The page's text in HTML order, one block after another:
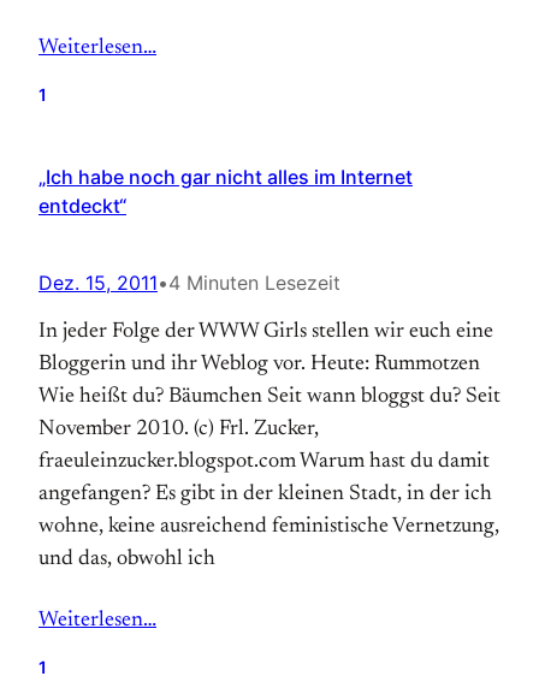
Weiterlesen…
1
„Ich habe noch gar nicht alles im Internet
entdeckt“
Dez. 15, 2011•4 Minuten Lesezeit
In jeder Folge der WWW Girls stellen wir euch eine
Bloggerin und ihr Weblog vor. Heute: Rummotzen
Wie heißt du? Bäumchen Seit wann bloggst du? Seit
November 2010. (c) Frl. Zucker,
fraeuleinzucker.blogspot.com Warum hast du damit
angefangen? Es gibt in der kleinen Stadt, in der ich
wohne, keine ausreichend feministische Vernetzung,
und das, obwohl ich
Weiterlesen…
1